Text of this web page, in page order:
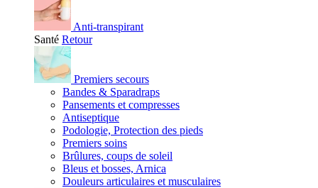
Anti-transpirant
Santé Retour
Premiers secours
Bandes & Sparadraps
Pansements et compresses
Antiseptique
Podologie, Protection des pieds
Premiers soins
Brûlures, coups de soleil
Bleus et bosses, Arnica
Douleurs articulaires et musculaires